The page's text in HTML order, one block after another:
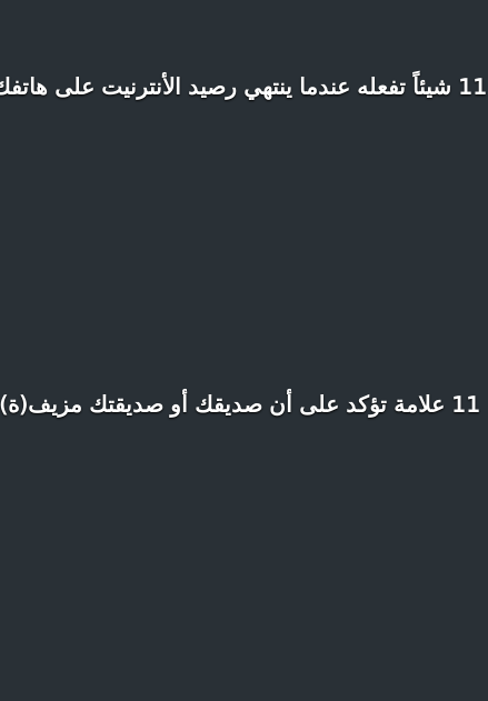
11 شيئاً تفعله عندما ينتهي رصيد الأنترنيت على هاتفك
11 علامة تؤكد على أن صديقك أو صديقتك مزيف(ة)